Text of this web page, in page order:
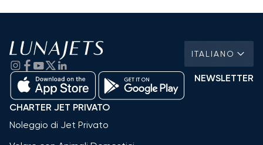
ITALIANO
NEWSLETTER
CHARTER JET PRIVATO
Noleggio di Jet Privato